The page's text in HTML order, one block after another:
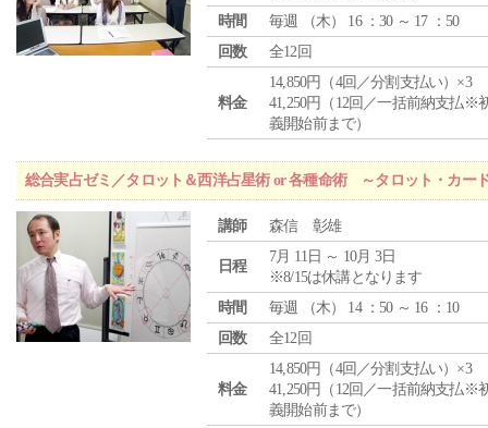
時間
毎週 （木） 16 ：30 ～ 17 ：50
回数
全12回
料金
14,850円（4回／分割支払い）×3
41,250円（12回／一括前納支払※
義開始前まで）
総合実占ゼミ／タロット＆西洋占星術 or 各種命術 ～タロット・カー
講師 森信 彰雄
日程
7月 11日 ～ 10月 3日
※8/15は休講となります
時間
毎週 （木） 14 ：50 ～ 16 ：10
回数
全12回
料金
14,850円（4回／分割支払い）×3
41,250円（12回／一括前納支払※
義開始前まで）